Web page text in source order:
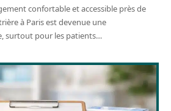
confortable et accessible près de
à Paris est devenue une
surtout pour les patients…